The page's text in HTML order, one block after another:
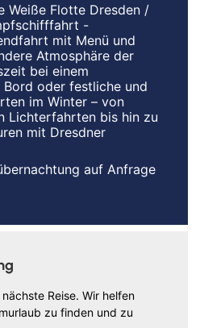
Weiße Flotte Dresden /
-
mit Menü und
Atmosphäre der
bei einem
Bord oder festliche und
im Winter – von
Lichterfahrten bis hin zu
mit Dresdner
auf Anfrage
Reise. Wir helfen
zu finden und zu